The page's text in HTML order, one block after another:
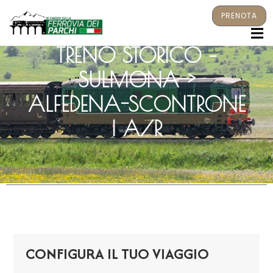
PRENOTA
TRENO STORICO –
SULMONA >
ALFEDENA-SCONTRONE
| A/R
CONFIGURA IL TUO VIAGGIO